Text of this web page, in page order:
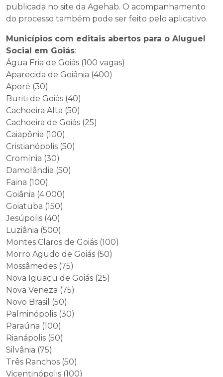
publicada no site da Agehab. O acompanhamento
do processo também pode ser feito pelo aplicativo.
Municípios com editais abertos para o Aluguel
Social em Goiás:
Água Fria de Goiás (100 vagas)
Aparecida de Goiânia (400)
Aporé (30)
Buriti de Goiás (40)
Cachoeira Alta (50)
Cachoeira de Goiás (25)
Caiapônia (100)
Cristianópolis (50)
Cromínia (30)
Damolândia (50)
Faina (100)
Goiânia (4.000)
Goiatuba (150)
Jesúpolis (40)
Luziânia (500)
Montes Claros de Goiás (100)
Morro Agudo de Goiás (50)
Mossâmedes (75)
Nova Iguaçu de Goiás (25)
Nova Veneza (75)
Novo Brasil (50)
Palminópolis (30)
Paraúna (100)
Rianápolis (50)
Silvânia (75)
Três Ranchos (50)
Vicentinópolis (100)